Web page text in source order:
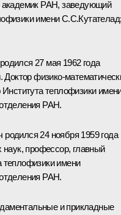
академик РАН, заведующий
имени
родился 27 мая 1962 года
Доктор
теплофизики
РАН.
родился 24 ноября 1959 года
наук, профессор, главный
теплофизики имени
РАН.
и прикладные